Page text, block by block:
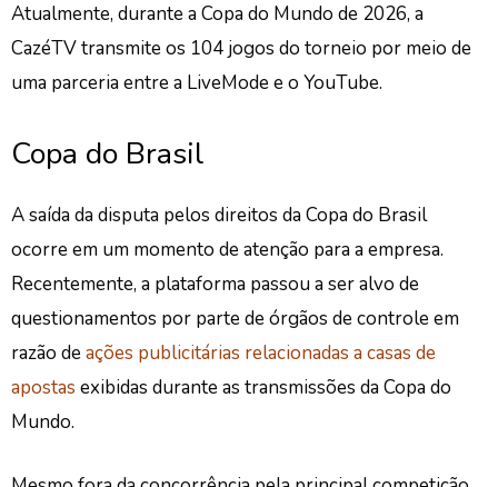
Atualmente, durante a Copa do Mundo de 2026, a
CazéTV transmite os 104 jogos do torneio por meio de
uma parceria entre a LiveMode e o YouTube.
Copa do Brasil
A saída da disputa pelos direitos da Copa do Brasil
ocorre em um momento de atenção para a empresa.
Recentemente, a plataforma passou a ser alvo de
questionamentos por parte de órgãos de controle em
razão deações publicitárias relacionadas a casas de
apostas exibidas durante as transmissões da Copa do
Mundo.